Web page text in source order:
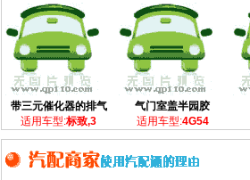
带三元催化器的排气
适用车型:标致,3
气门室盖半园胶
适用车型:4G54